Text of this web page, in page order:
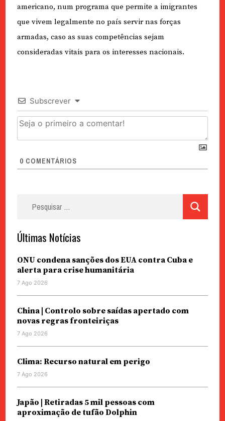
americano, num programa que permite a imigrantes
que vivem legalmente no país servir nas forças
armadas, caso as suas competências sejam
consideradas vitais para os interesses nacionais.
Subscrever
0 COMENTÁRIOS
Últimas Notícias
ONU condena sanções dos EUA contra Cuba e
alerta para crise humanitária
7 Ago 2026
China | Controlo sobre saídas apertado com
novas regras fronteiriças
7 Ago 2026
Clima: Recurso natural em perigo
7 Ago 2026
Japão | Retiradas 5 mil pessoas com
aproximação de tufão Dolphin